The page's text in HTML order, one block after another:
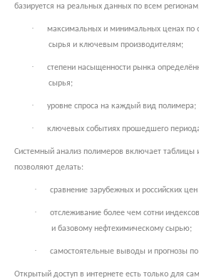
базируется на реальных данных по всем
·
максимальных и минимальных ценах
сырья и ключевым производителям;
·
степени насыщенности рынка
сырья;
· уровне спроса на каждый вид полимера;
· ключевых событиях прошедшего
Системный анализ полимеров включает таблицы
позволяют делать:
· сравнение зарубежных и российских
·
отслеживание более чем сотни
и базовому нефтехимическому сырью;
· самостоятельные выводы и прогнозы
Открытый доступ в интернете есть только для